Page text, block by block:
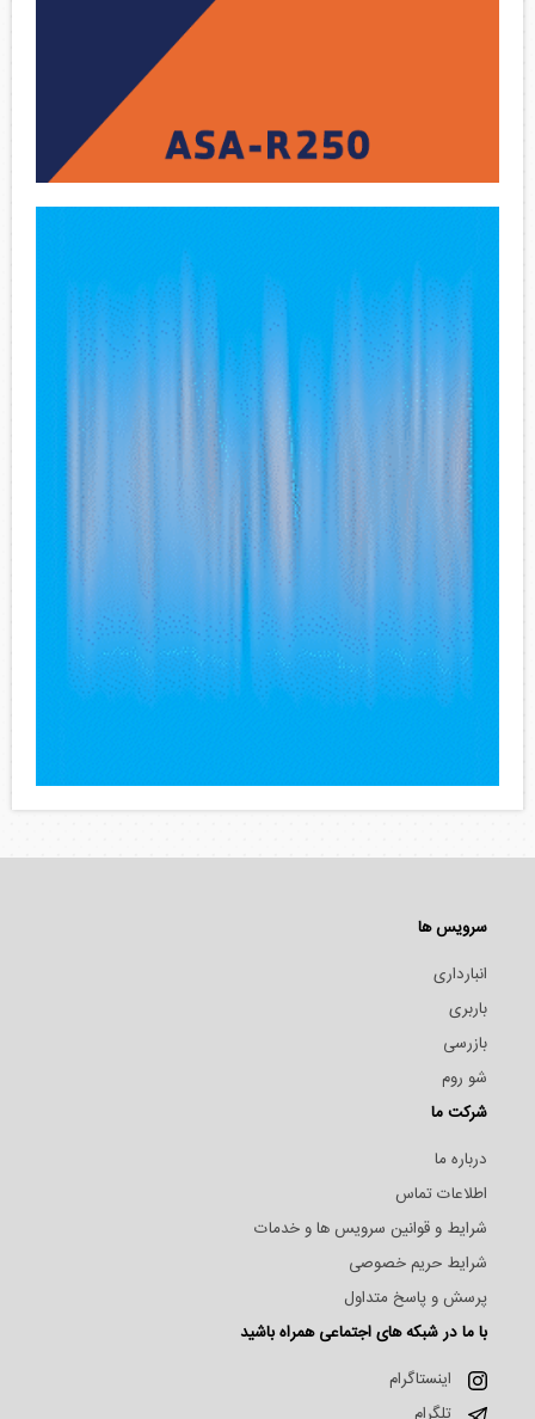
سرویس ها
انبارداری
باربری
بازرسی
شو روم
شرکت ما
درباره ما
اطلاعات تماس
شرایط و قوانین سرویس ها و خدمات
شرایط حریم خصوصی
پرسش و پاسخ متداول
با ما در شبکه های اجتماعی همراه باشید
اینستاگرام